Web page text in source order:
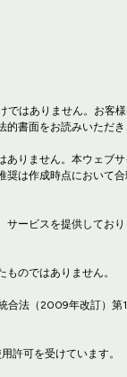
はありません。お
書面をお読みいただき
りません。本ウェブ
は作成時点におい
ービスを提供してお
のではありません。
法（2009年改訂）
許可を受けています。